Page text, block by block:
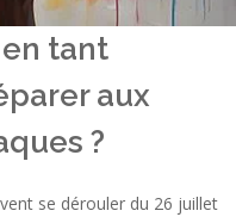
tant
aux
?
se dérouler du 26 juillet